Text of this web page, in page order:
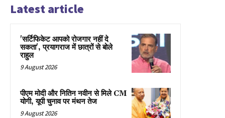
Latest article
'सर्टिफिकेट आपको रोजगार नहीं दे
सकता', प्रयागराज में छात्रों से बोले
राहुल
9 August 2026
पीएम मोदी और नितिन नवीन से मिले CM
योगी, यूपी चुनाव पर मंथन तेज
9 August 2026